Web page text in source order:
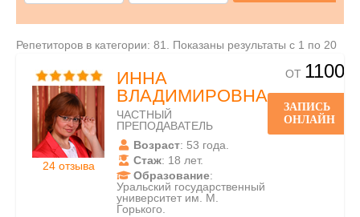
Репетиторов в категории: 81. Показаны результаты с 1 по 20
24 отзыва
ИННА
ВЛАДИМИРОВНА
ЧАСТНЫЙ
ПРЕПОДАВАТЕЛЬ
Возраст: 53 года.
Стаж: 18 лет.
Образование:
Уральский государственный
университет им. М.
Горького.
ОТ 1100
ЗАПИСЬ
ОНЛАЙН